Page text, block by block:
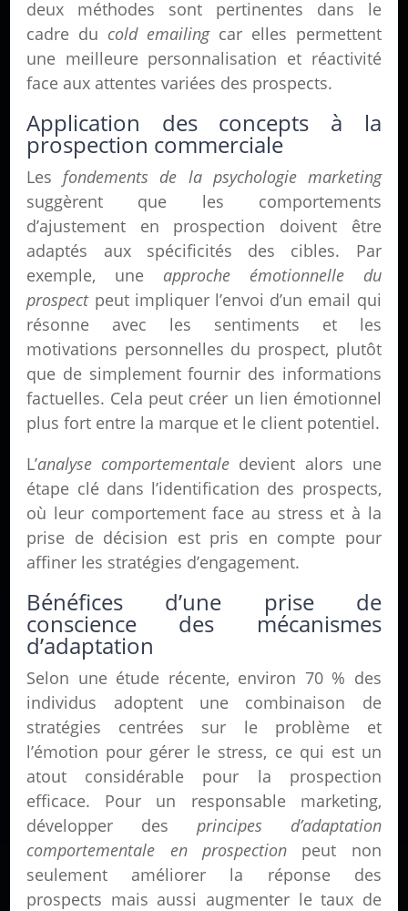
deux méthodes sont pertinentes dans le
cadre du cold emailingcar elles permettent
une meilleure personnalisation et réactivité
face aux attentes variées des prospects.
Application des concepts à la
prospection commerciale
Lesfondements de la psychologie marketing
suggèrent que les comportements
d’ajustement en prospection doivent être
adaptés aux spécificités des cibles. Par
exemple, une approche émotionnelle du
prospectpeut impliquer l’envoi d’un email qui
résonne avec les sentiments et les
motivations personnelles du prospect, plutôt
que de simplement fournir des informations
factuelles. Cela peut créer un lien émotionnel
plus fort entre la marque et le client potentiel.
L’analyse comportementale devient alors une
étape clé dans l’identification des prospects,
où leur comportement face au stress et à la
prise de décision est pris en compte pour
affiner les stratégies d’engagement.
Bénéfices d’une prise de
conscience des mécanismes
d’adaptation
Selon une étude récente, environ 70 % des
individus adoptent une combinaison de
stratégies centrées sur le problème et
l’émotion pour gérer le stress, ce qui est un
atout considérable pour la prospection
efficace. Pour un responsable marketing,
développer des principes d’adaptation
comportementale en prospection peut non
seulement améliorer la réponse des
prospects mais aussi augmenter le taux de